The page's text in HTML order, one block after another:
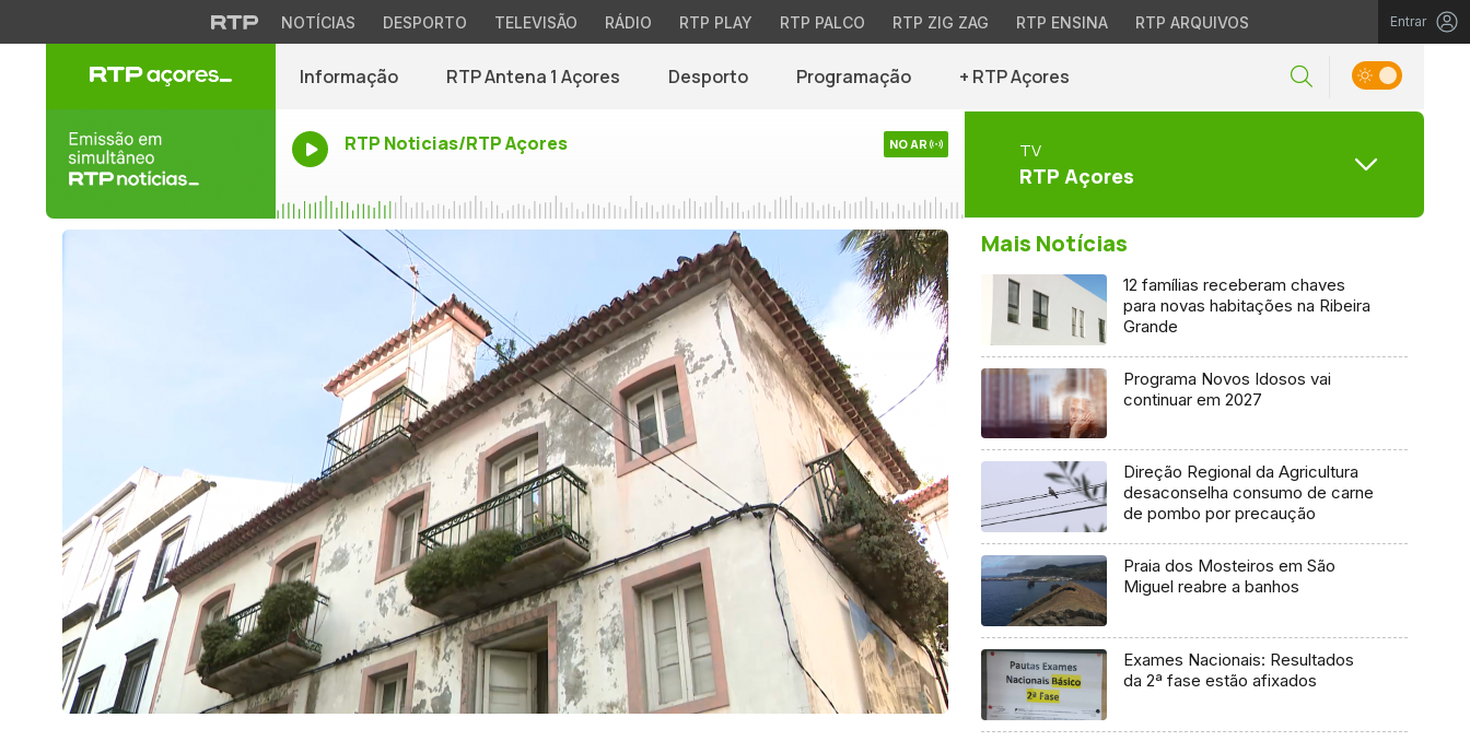
NOTÍCIAS DESPORTO TELEVISÃO RÁDIO RTP PLAY RTP PALCO RTP ZIG ZAG RTP ENSINA RTP ARQUIVOS Entrar
Informação RTP Antena 1 Açores Desporto Programação + RTP Açores
RTP Noticias/RTP Açores NO AR TV
RTP Açores
Mais Notícias
12 famílias receberam chaves
para novas habitações na Ribeira
Grande
Programa Novos Idosos vai
continuar em 2027
Direção Regional da Agricultura
desaconselha consumo de carne
de pombo por precaução
Praia dos Mosteiros em São
Miguel reabre a banhos
Exames Nacionais: Resultados
da 2ª fase estão afixados